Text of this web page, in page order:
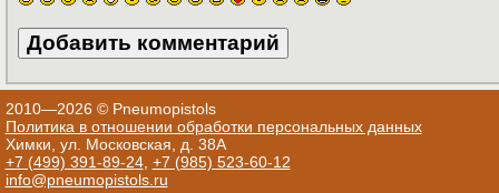
2010—2026 © Pneumopistols
Политика в отношении обработки персональных данных
Химки, ул. Московская, д. 38А
+7 (499) 391-89-24, +7 (985) 523-60-12
info@pneumopistols.ru